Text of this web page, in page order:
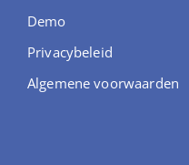
Demo
Privacybeleid
Algemene voorwaarden